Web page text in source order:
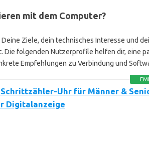
mit dem Computer?
Ziele, dein technisches Interesse und
Die folgenden Nutzerprofile helfen dir, eine
Empfehlungen zu Verbindung und
Schrittzähler-Uhr für Männer &
Digitalanzeige